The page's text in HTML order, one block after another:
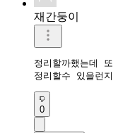
재간둥이
정리할까했는데 또
0